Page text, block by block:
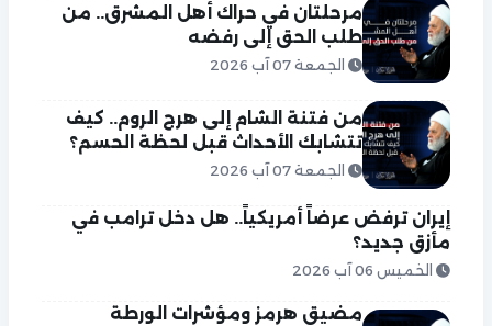
مرحلتان في حراك أهل المشرق.. من
طلب الحق إلى رفضه
الجمعة 07 آب 2026
من فتنة الشام إلى هرج الروم.. كيف
تتشابك الأحداث قبل لحظة الحسم؟
الجمعة 07 آب 2026
إيران ترفض عرضاً أمريكياً.. هل دخل ترامب في
مأزق جديد؟
الخميس 06 آب 2026
مضيق هرمز ومؤشرات الورطة